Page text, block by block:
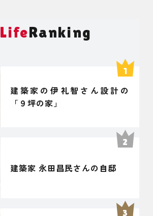
LifeRanking
建築家の伊礼智さん設計の
「９坪の家」
建築家 永田昌民さんの自邸